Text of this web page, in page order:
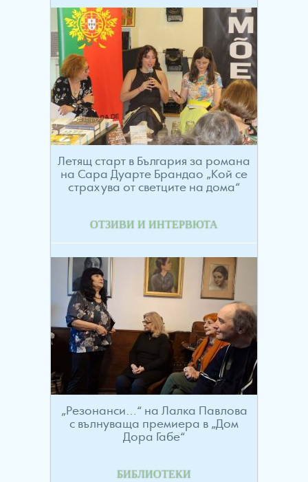
Летящ старт в България за романа
на Сара Дуарте Брандао „Кой се
страхува от светците на дома“
ОТЗИВИ И ИНТЕРВЮТА
„Резонанси…“ на Лалка Павлова
с вълнуваща премиера в „Дом
Дора Габе“
БИБЛИОТЕКИ